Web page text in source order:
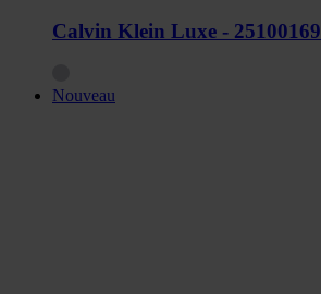
Calvin Klein Luxe - 25100169
Nouveau